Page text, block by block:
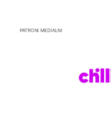
PATRONI MEDIALNI